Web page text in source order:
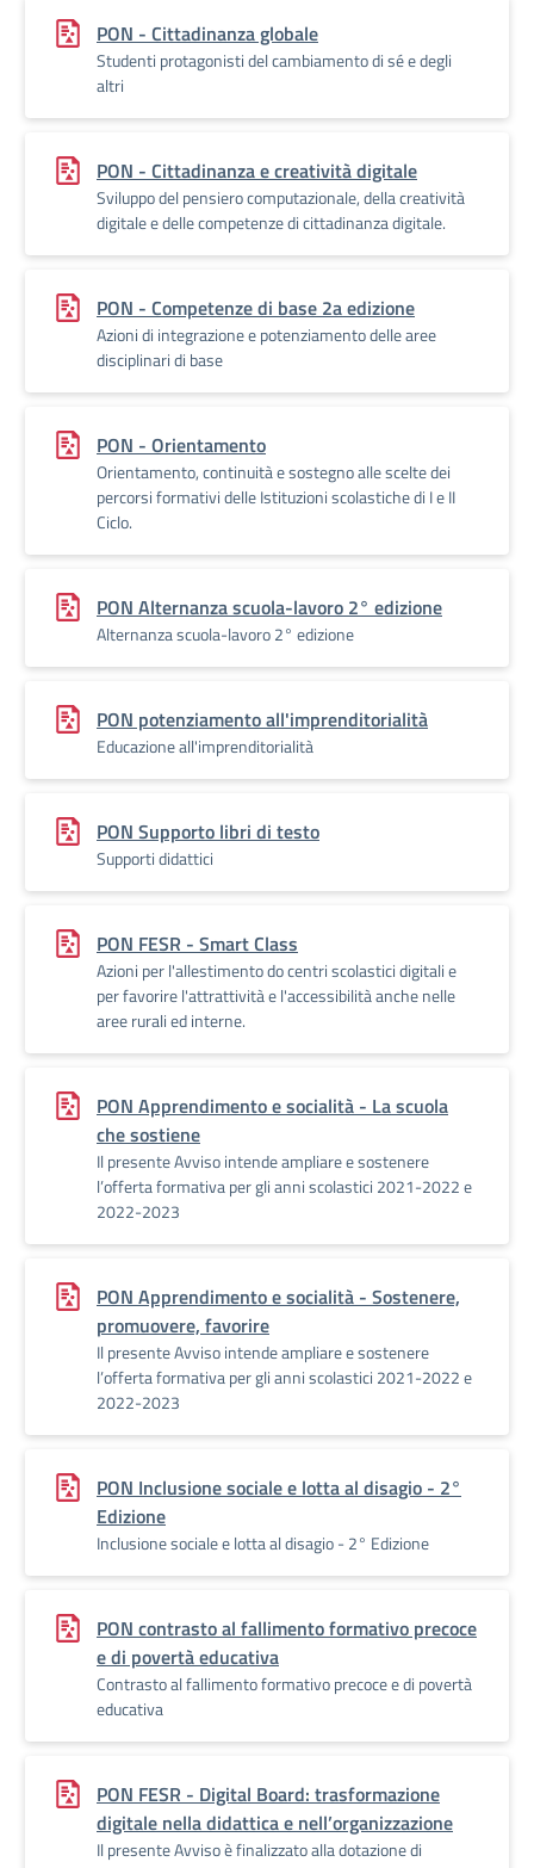
PON - Cittadinanza globale
Studenti protagonisti del cambiamento di sé e degli
altri
PON - Cittadinanza e creatività digitale
Sviluppo del pensiero computazionale, della creatività
digitale e delle competenze di cittadinanza digitale.
PON - Competenze di base 2a edizione
Azioni di integrazione e potenziamento delle aree
disciplinari di base
PON - Orientamento
Orientamento, continuità e sostegno alle scelte dei
percorsi formativi delle Istituzioni scolastiche di I e II
Ciclo.
PON Alternanza scuola-lavoro 2° edizione
Alternanza scuola-lavoro 2° edizione
PON potenziamento all'imprenditorialità
Educazione all'imprenditorialità
PON Supporto libri di testo
Supporti didattici
PON FESR - Smart Class
Azioni per l'allestimento do centri scolastici digitali e
per favorire l'attrattività e l'accessibilità anche nelle
aree rurali ed interne.
PON Apprendimento e socialità - La scuola
che sostiene
Il presente Avviso intende ampliare e sostenere
l’offerta formativa per gli anni scolastici 2021-2022 e
2022-2023
PON Apprendimento e socialità - Sostenere,
promuovere, favorire
Il presente Avviso intende ampliare e sostenere
l’offerta formativa per gli anni scolastici 2021-2022 e
2022-2023
PON Inclusione sociale e lotta al disagio - 2°
Edizione
Inclusione sociale e lotta al disagio - 2° Edizione
PON contrasto al fallimento formativo precoce
e di povertà educativa
Contrasto al fallimento formativo precoce e di povertà
educativa
PON FESR - Digital Board: trasformazione
digitale nella didattica e nell’organizzazione
Il presente Avviso è finalizzato alla dotazione di